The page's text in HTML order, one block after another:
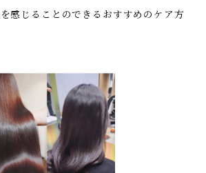
感じることのできるおすすめのケア方